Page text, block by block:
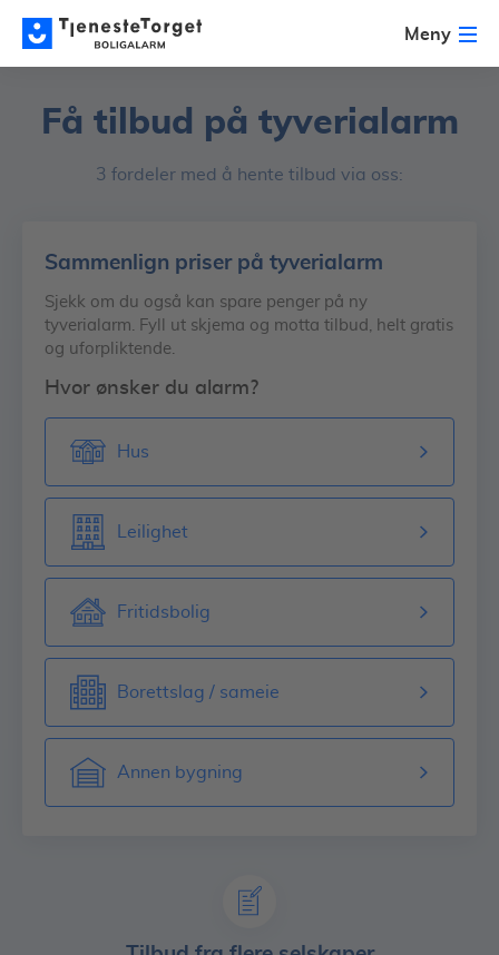
Meny
Få tilbud på tyverialarm
3 fordeler med å hente tilbud via oss:
Sammenlign priser på tyverialarm
Sjekk om du også kan spare penger på ny
tyverialarm. Fyll ut skjema og motta tilbud, helt gratis
og uforpliktende.
Hvor ønsker du alarm?
Hus
Leilighet
Fritidsbolig
Borettslag / sameie
Annen bygning